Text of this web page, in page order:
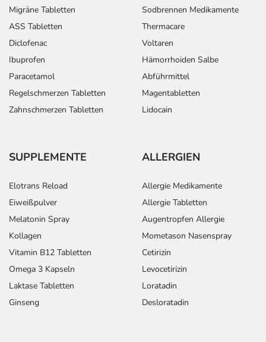
Migräne Tabletten
ASS Tabletten
Diclofenac
Ibuprofen
Paracetamol
Regelschmerzen Tabletten
Zahnschmerzen Tabletten
Sodbrennen Medikamente
Thermacare
Voltaren
Hämorrhoiden Salbe
Abführmittel
Magentabletten
Lidocain
SUPPLEMENTE
Elotrans Reload
Eiweißpulver
Melatonin Spray
Kollagen
Vitamin B12 Tabletten
Omega 3 Kapseln
Laktase Tabletten
Ginseng
ALLERGIEN
Allergie Medikamente
Allergie Tabletten
Augentropfen Allergie
Mometason Nasenspray
Cetirizin
Levocetirizin
Loratadin
Desloratadin